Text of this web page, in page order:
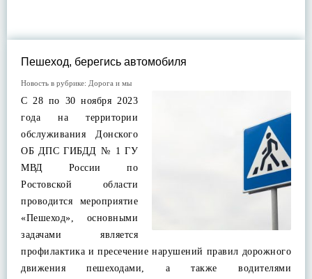
Пешеход, берегись автомобиля
Новость в рубрике: Дорога и мы
С 28 по 30 ноября 2023
года на территории
обслуживания Донского
ОБ ДПС ГИБДД № 1 ГУ
МВД России по
Ростовской области
проводится мероприятие
«Пешеход», основными
задачами является
профилактика и пресечение нарушений правил дорожного
движения пешеходами, а также водителями